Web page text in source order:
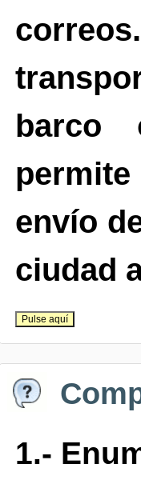
barco
envío
ciudad
1.-